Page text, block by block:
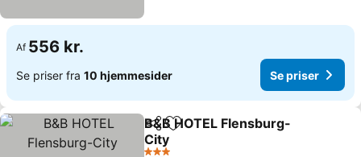
Af 556 kr.
Se priser fra 10 hjemmesider Se priser
Del Føj til favoritter
B&B HOTEL Flensburg-
City